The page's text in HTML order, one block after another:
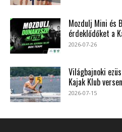
Mozdulj Mini és
érdeklődőket a
2026-07-26
Világbajnoki
Kajak Klub
2026-07-15